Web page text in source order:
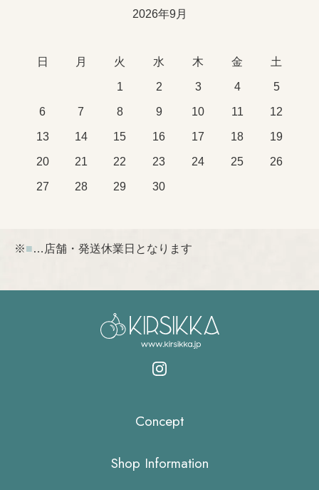
※■…店舗・発送休業日となります
2026年9月
日 月 火 水 木 金 土
1 2 3 4 5
6 7 8 9 10 11 12
13 14 15 16 17 18 19
20 21 22 23 24 25 26
27 28 29 30
Concept
Shop Information